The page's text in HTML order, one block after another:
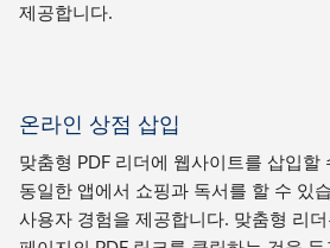
제공합니다.
온라인 상점 삽입
맞춤형 PDF 리더에 웹사이트를 삽입할
동일한 앱에서 쇼핑과 독서를 할 수 있
사용자 경험을 제공합니다. 맞춤형 리